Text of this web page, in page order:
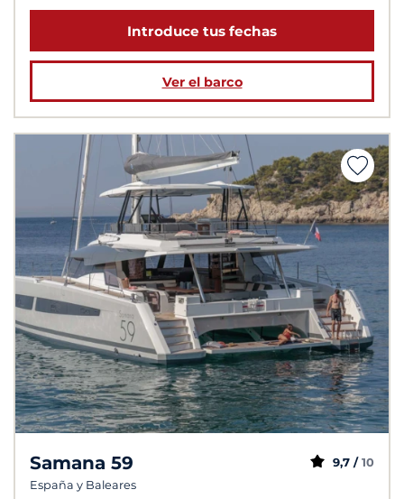
Introduce tus fechas
Ver el barco
Samana 59
España y Baleares
9,7 / 10